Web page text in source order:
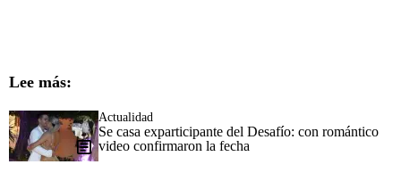
Lee más:
Actualidad
Se casa exparticipante del Desafío: con romántico
video confirmaron la fecha